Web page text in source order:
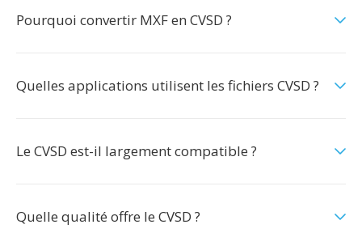
Pourquoi convertir MXF en CVSD ?
Quelles applications utilisent les fichiers CVSD ?
Le CVSD est-il largement compatible ?
Quelle qualité offre le CVSD ?